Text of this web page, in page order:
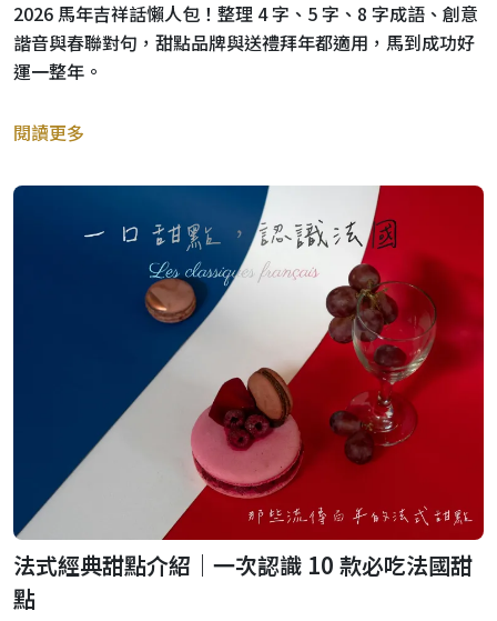
2026 馬年吉祥話懶人包！整理 4 字、5 字、8 字成語、創意
諧音與春聯對句，甜點品牌與送禮拜年都適用，馬到成功好
運一整年。
閱讀更多
法式經典甜點介紹｜一次認識 10 款必吃法國甜
點